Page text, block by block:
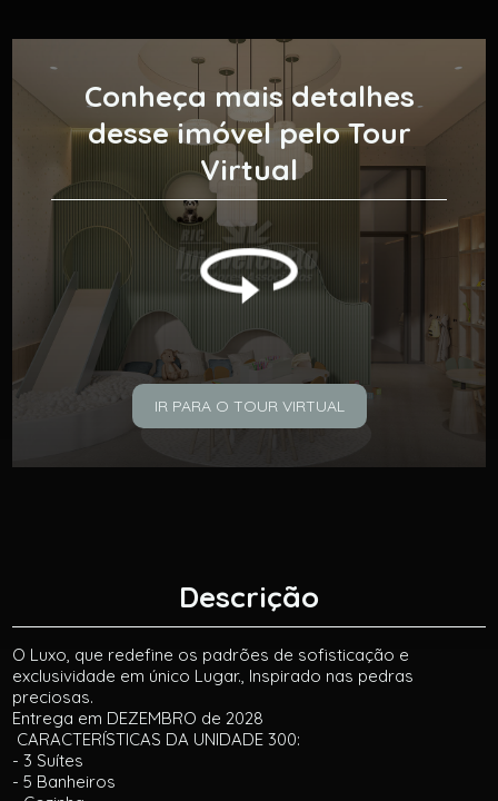
Conheça mais detalhes
desse imóvel pelo Tour
Virtual
IR PARA O TOUR VIRTUAL
Descrição
O Luxo, que redefine os padrões de sofisticação e
exclusividade em único Lugar., Inspirado nas pedras
preciosas.
Entrega em DEZEMBRO de 2028
CARACTERÍSTICAS DA UNIDADE 300:
- 3 Suítes
- 5 Banheiros